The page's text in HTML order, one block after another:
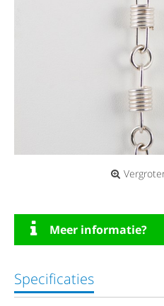
Meer informatie?
Specificaties